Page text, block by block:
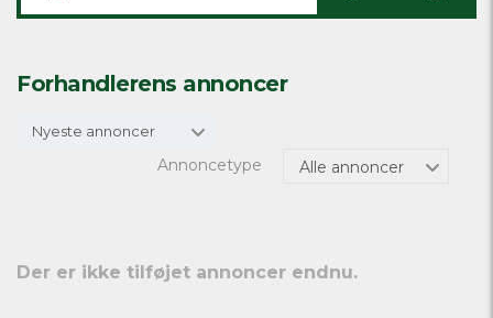
Forhandlerens annoncer
Nyeste annoncer
Annoncetype Alle annoncer
Der er ikke tilføjet annoncer endnu.